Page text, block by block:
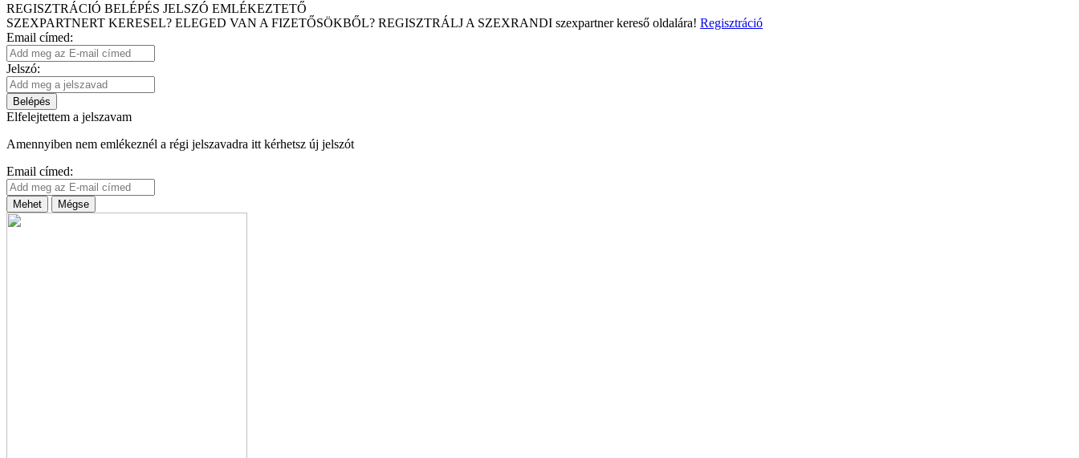
REGISZTRÁCIÓ BELÉPÉS JELSZÓ EMLÉKEZTETŐ
SZEXPARTNERT KERESEL? ELEGED VAN A FIZETŐSÖKBŐL? REGISZTRÁLJ A SZEXRANDI szexpartner kereső oldalára! Regisztráció
Email címed:
Jelszó:
Belépés
Elfelejtettem a jelszavam
Amennyiben nem emlékeznél a régi jelszavadra itt kérhetsz új jelszót
Email címed:
Mehet Mégse